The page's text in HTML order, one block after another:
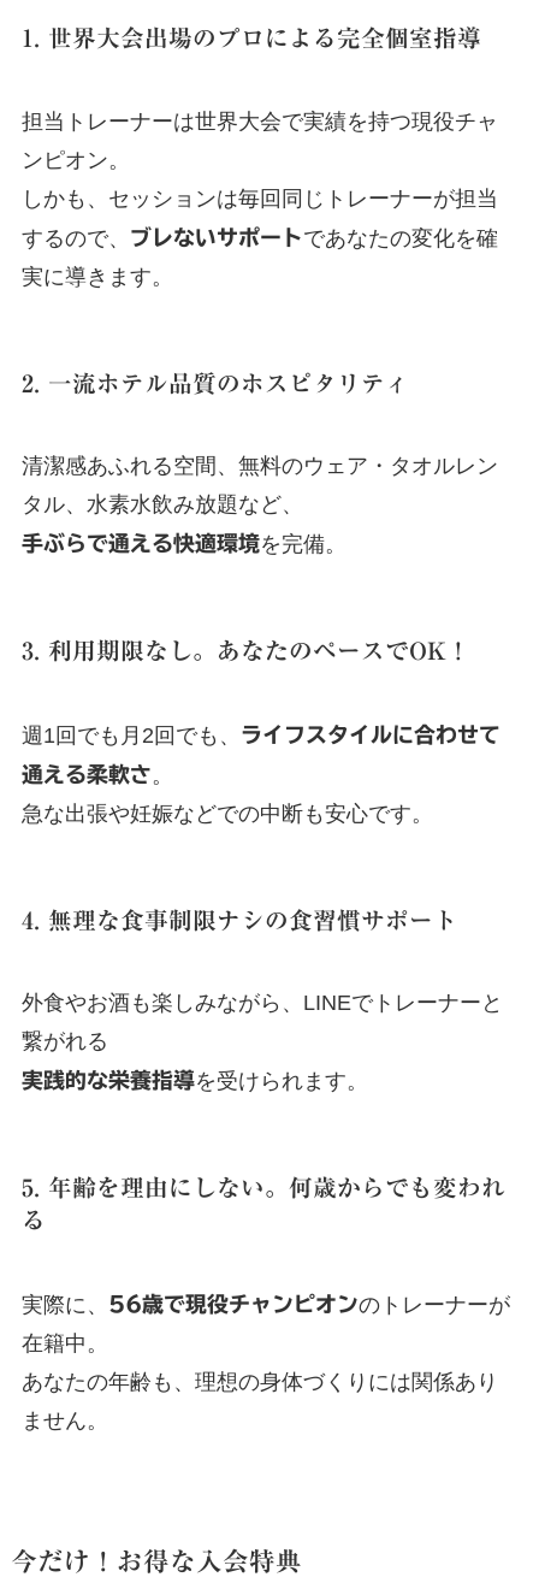
1. 世界大会出場のプロによる完全個室指導
担当トレーナーは世界大会で実績を持つ現役チャ
ンピオン。
しかも、セッションは毎回同じトレーナーが担当
するので、
ブレないサポートであなたの変化を確
実に導きます。
2. 一流ホテル品質のホスピタリティ
清潔感あふれる空間、無料のウェア・タオルレン
タル、水素水飲み放題など、
手ぶらで通える快適環境を完備。
3. 利用期限なし。あなたのペースでOK！
週1回でも月2回でも、
ライフスタイルに合わせて
通える柔軟さ。
急な出張や妊娠などでの中断も安心です。
4. 無理な食事制限ナシの食習慣サポート
外食やお酒も楽しみながら、LINEでトレーナーと
繋がれる
実践的な栄養指導を受けられます。
5. 年齢を理由にしない。何歳からでも変われ
る
実際に、 56歳で現役チャンピオンのトレーナーが
在籍中。
あなたの年齢も、理想の身体づくりには関係あり
ません。
今だけ！お得な入会特典